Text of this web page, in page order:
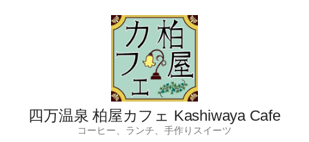
四万温泉 柏屋カフェ Kashiwaya Cafe
コーヒー、ランチ、手作りスイーツ